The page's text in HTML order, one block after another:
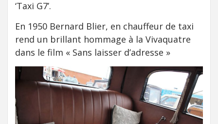
‘Taxi G7’.
En 1950 Bernard Blier, en chauffeur de taxi
rend un brillant hommage à la Vivaquatre
dans le film « Sans laisser d’adresse »